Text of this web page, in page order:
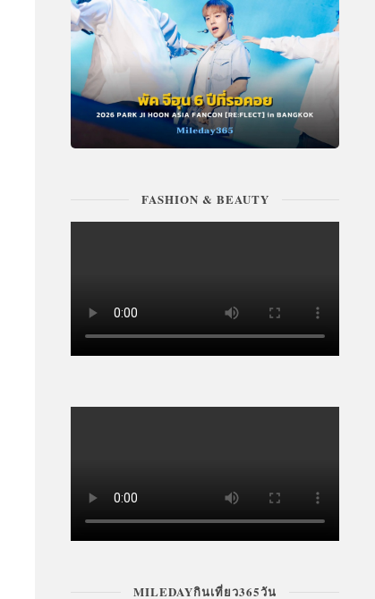
FASHION & BEAUTY
MILEDAYกินเที่ยว365วัน